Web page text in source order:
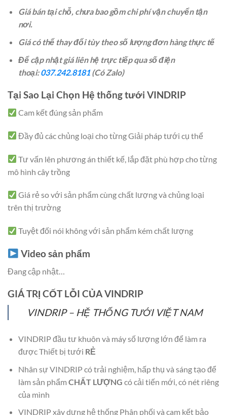
Giá bán tại chỗ, chưa bao gồm chi phí vận chuyển tận
nơi.
Giá có thể thay đổi tùy theo số lượng đơn hàng thực tế
Để cập nhật giá liên hệ trực tiếp qua số điện
thoại:037.242.8181(Có Zalo)
Tại Sao Lại Chọn Hệ thống tưới VINDRIP
Cam kết đúng sản phẩm
Đầy đủ các chủng loại cho từng Giải pháp tưới cụ thể
Tư vấn lên phương án thiết kế, lắp đặt phù hợp cho từng
mô hình cây trồng
Giá rẻ so với sản phẩm cùng chất lượng và chủng loại
trên thị trường
Tuyệt đối nói không với sản phẩm kém chất lượng
Video sản phẩm
Đang cập nhật…
GIÁ TRỊ CỐT LỖI CỦA VINDRIP
VINDRIP – HỆ THỐNG TƯỚI VIỆT NAM
VINDRIP đầu tư khuôn và máy số lượng lớn để làm ra
được Thiết bị tưới RẺ
Nhân sự VINDRIP có trải nghiệm, hấp thụ và sáng tạo để
làm sản phẩm CHẤT LƯỢNG có cải tiến mới, có nét riêng
của mình
VINDRIP xây dựng hệ thống Phân phối và cam kết bảo